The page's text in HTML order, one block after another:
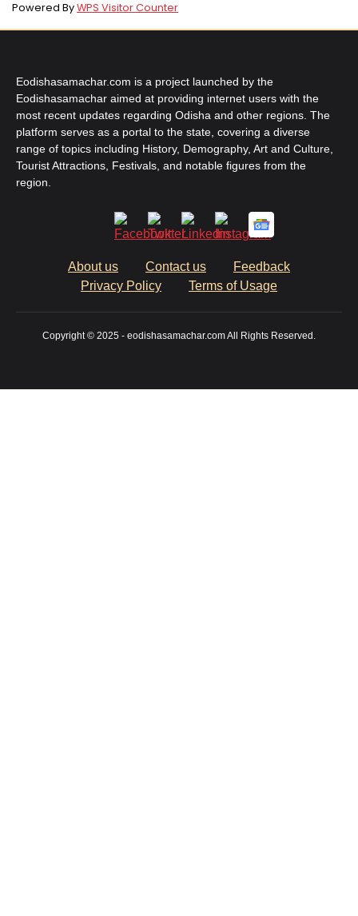
Powered ByWPS Visitor Counter
Eodishasamachar.com is a project launched by the
Eodishasamachar aimed at providing internet users with the
most recent updates regarding Odisha and other regions. The
platform serves as a portal to the state, covering a diverse
range of topics including History, Demography, Art and Culture,
Tourist Attractions, Festivals, and notable figures from the
region.
About us Contact us
Feedback
Privacy Policy
Terms of Usage
Copyright © 2025 - eodishasamachar.com All Rights Reserved.